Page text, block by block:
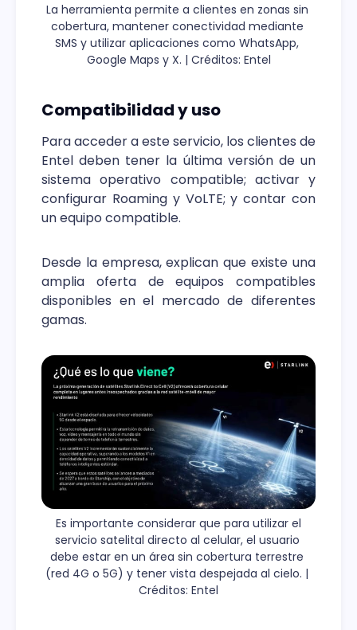
La herramienta permite a clientes en zonas sin
cobertura, mantener conectividad mediante
SMS y utilizar aplicaciones como WhatsApp,
Google Maps y X. | Créditos: Entel
Compatibilidad y uso
Para acceder a este servicio, los clientes de
Entel deben tener la última versión de un
sistema operativo compatible; activar y
configurar Roaming y VoLTE; y contar con
un equipo compatible.
Desde la empresa, explican que existe una
amplia oferta de equipos compatibles
disponibles en el mercado de diferentes
gamas.
servicio satelital directo al celular, el usuario
debe estar en un área sin cobertura terrestre
(red 4G o 5G) y tener vista despejada al cielo. |
Créditos: Entel